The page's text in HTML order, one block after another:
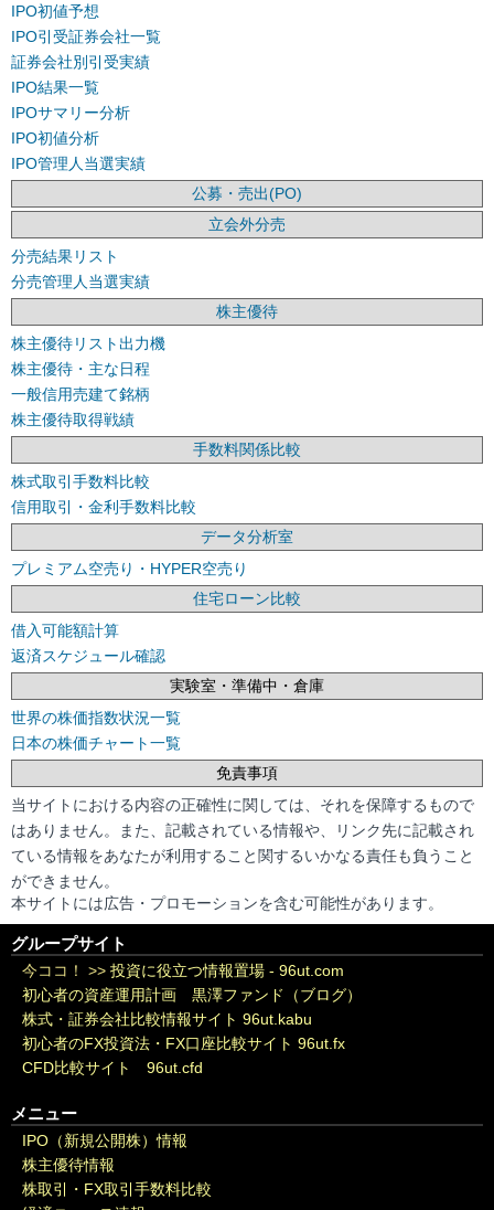
IPO初値予想
IPO引受証券会社一覧
証券会社別引受実績
IPO結果一覧
IPOサマリー分析
IPO初値分析
IPO管理人当選実績
公募・売出(PO)
立会外分売
分売結果リスト
分売管理人当選実績
株主優待
株主優待リスト出力機
株主優待・主な日程
一般信用売建て銘柄
株主優待取得戦績
手数料関係比較
株式取引手数料比較
信用取引・金利手数料比較
データ分析室
プレミアム空売り・HYPER空売り
住宅ローン比較
借入可能額計算
返済スケジュール確認
実験室・準備中・倉庫
世界の株価指数状況一覧
日本の株価チャート一覧
免責事項
当サイトにおける内容の正確性に関しては、それを保障するもので
はありません。また、記載されている情報や、リンク先に記載され
ている情報をあなたが利用すること関するいかなる責任も負うこと
ができません。
本サイトには広告・プロモーションを含む可能性があります。
グループサイト
今ココ！ >> 投資に役立つ情報置場 - 96ut.com
初心者の資産運用計画 黒澤ファンド（ブログ）
株式・証券会社比較情報サイト 96ut.kabu
初心者のFX投資法・FX口座比較サイト 96ut.fx
CFD比較サイト 96ut.cfd
メニュー
IPO（新規公開株）情報
株主優待情報
株取引・FX取引手数料比較